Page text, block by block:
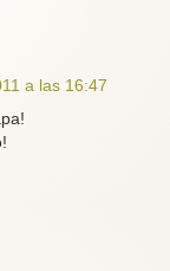
a las 16:47